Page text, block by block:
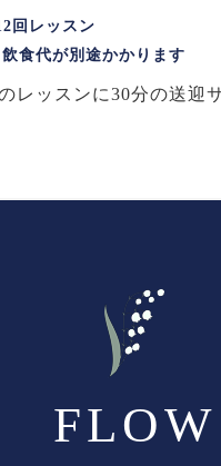
回レッスン
食代が別途かかります
レッスンに30分の送迎
FLOW